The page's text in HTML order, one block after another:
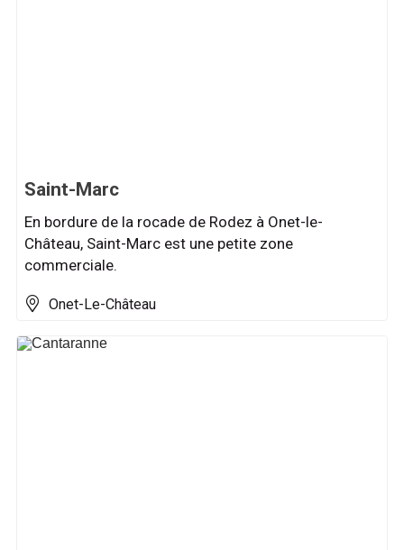
Saint-Marc
En bordure de la rocade de Rodez à Onet-le-
Château, Saint-Marc est une petite zone
commerciale.
Onet-Le-Château